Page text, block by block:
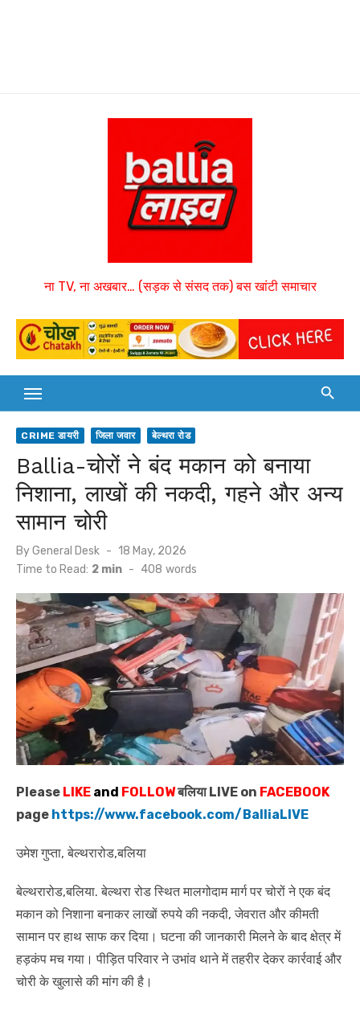
ना TV, ना अखबार… (सड़क से संसद तक) बस खांटी समाचार
CRIME डायरी जिला जवार बेल्थरा रोड
Ballia-चोरों ने बंद मकान को बनाया
निशाना, लाखों की नकदी, गहने और अन्य
सामान चोरी
ByGeneral Desk
Posted
on
18 May, 2026
Time to Read: 2 min - 408 words
Please LIKE and FOLLOWबलिया LIVE on FACEBOOK
page https://www.facebook.com/BalliaLIVE
उमेश गुप्ता, बेल्थरारोड,बलिया
बेल्थरारोड,बलिया. बेल्थरा रोड स्थित मालगोदाम मार्ग पर चोरों ने एक बंद
मकान को निशाना बनाकर लाखों रुपये की नकदी, जेवरात और कीमती
सामान पर हाथ साफ कर दिया। घटना की जानकारी मिलने के बाद क्षेत्र में
हड़कंप मच गया। पीड़ित परिवार ने उभांव थाने में तहरीर देकर कार्रवाई और
चोरी के खुलासे की मांग की है।